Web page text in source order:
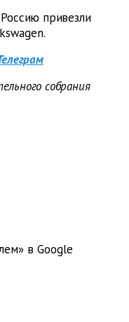
привезли
собрания
в Google